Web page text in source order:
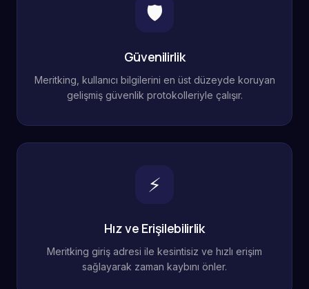
🛡️
Güvenilirlik
Meritking, kullanıcı bilgilerini en üst düzeyde koruyan
gelişmiş güvenlik protokolleriyle çalışır.
⚡
Hız ve Erişilebilirlik
Meritking giriş adresi ile kesintisiz ve hızlı erişim
sağlayarak zaman kaybını önler.